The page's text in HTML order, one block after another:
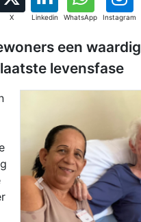
X Linkedin WhatsApp Instagram
een
levensfase
Previous